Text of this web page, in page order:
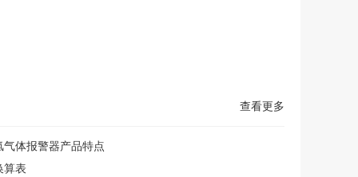
查看更多
气体报警器产品特点
算表